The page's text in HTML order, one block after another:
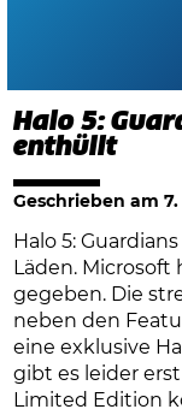
Halo 5:
enthüllt
Geschrieben am7.
Halo 5:
Läden.
gegeben. Die
neben den
eine exklusive
gibt es leider
Limited Edition